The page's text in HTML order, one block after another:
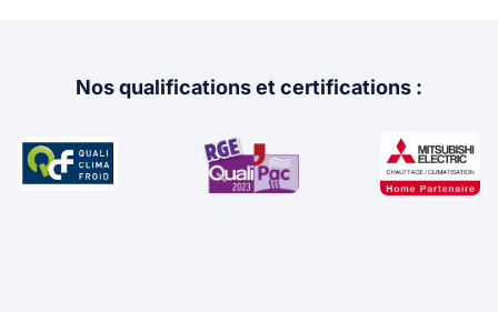
Nos qualifications et certifications :